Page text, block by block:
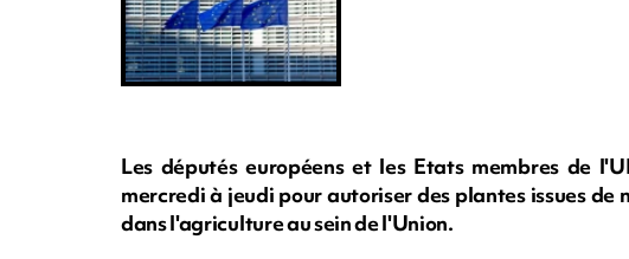
Les députés européens et les Etats membres de
mercredi à jeudi pour autoriser des plantes issues de
dans l'agriculture au sein de l'Union.